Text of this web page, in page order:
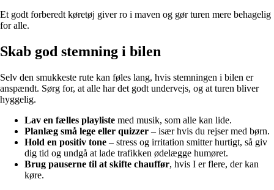
Et godt forberedt køretøj giver ro i maven og gør turen mere behagelig
for alle.
Skab god stemning i bilen
Selv den smukkeste rute kan føles lang, hvis stemningen i bilen er
anspændt. Sørg for, at alle har det godt undervejs, og at turen bliver
hyggelig.
Lav en fælles playliste med musik, som alle kan lide.
Planlæg små lege eller quizzer – især hvis du rejser med børn.
Hold en positiv tone – stress og irritation smitter hurtigt, så giv
dig tid og undgå at lade trafikken ødelægge humøret.
Brug pauserne til at skifte chauffør, hvis I er flere, der kan
køre.